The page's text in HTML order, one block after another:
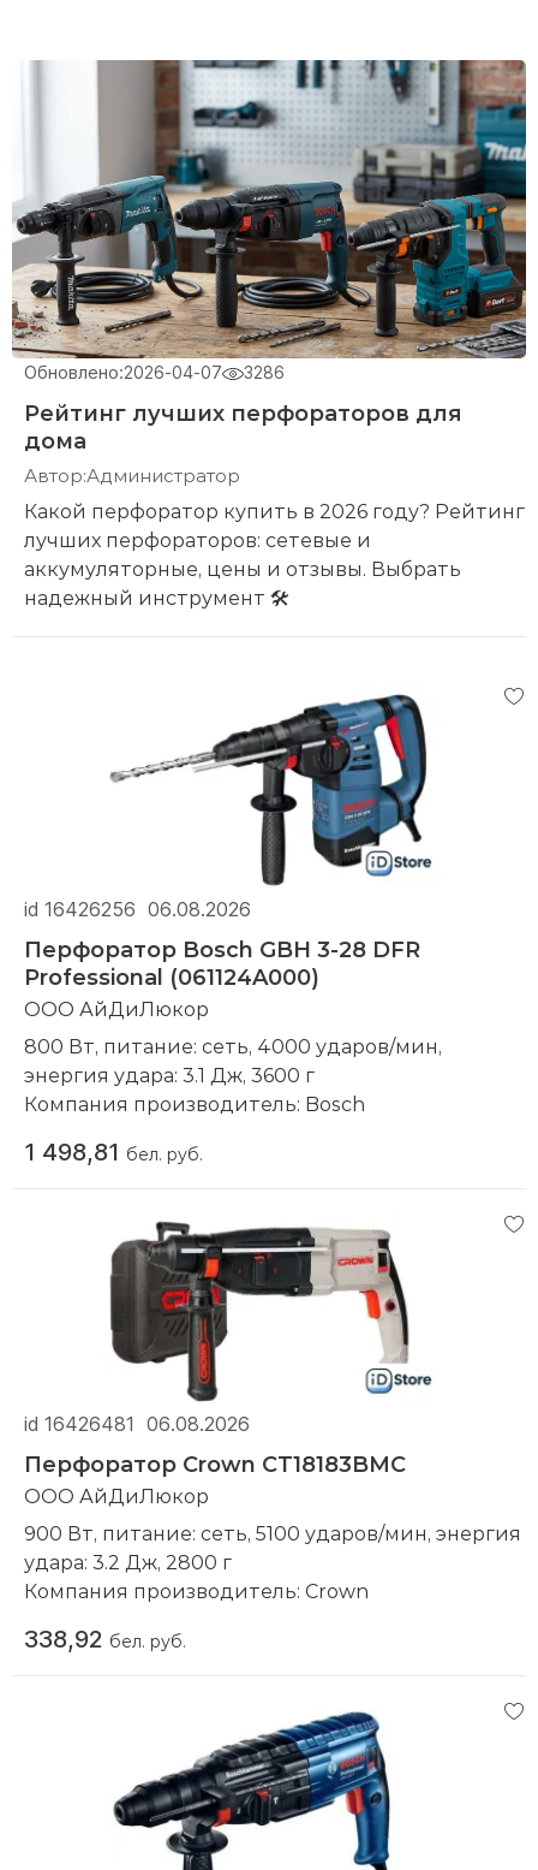
Обновлено:2026-04-07 3286
Рейтинг лучших перфораторов для
дома
Автор:Администратор
Какой перфоратор купить в 2026 году? Рейтинг
лучших перфораторов: сетевые и
аккумуляторные, цены и отзывы. Выбрать
надежный инструмент 🛠️
id 16426256 06.08.2026
Перфоратор Bosch GBH 3-28 DFR
Professional (061124A000)
ООО АйДиЛюкор
800 Вт, питание: сеть, 4000 ударов/мин,
энергия удара: 3.1 Дж, 3600 г
Компания производитель: Bosch
1 498,81 бел. руб.
id 16426481 06.08.2026
Перфоратор Crown CT18183BMC
ООО АйДиЛюкор
900 Вт, питание: сеть, 5100 ударов/мин, энергия
удара: 3.2 Дж, 2800 г
Компания производитель: Crown
338,92 бел. руб.